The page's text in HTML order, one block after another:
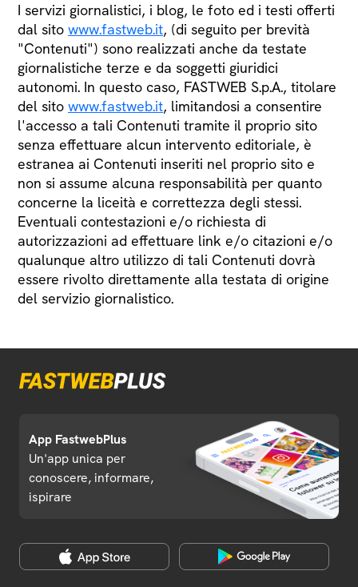
I servizi giornalistici, i blog, le foto ed i testi offerti
dal sito www.fastweb.it, (di seguito per brevità
"Contenuti") sono realizzati anche da testate
giornalistiche terze e da soggetti giuridici
autonomi. In questo caso, FASTWEB S.p.A., titolare
del sito www.fastweb.it, limitandosi a consentire
l'accesso a tali Contenuti tramite il proprio sito
senza effettuare alcun intervento editoriale, è
estranea ai Contenuti inseriti nel proprio sito e
non si assume alcuna responsabilità per quanto
concerne la liceità e correttezza degli stessi.
Eventuali contestazioni e/o richiesta di
autorizzazioni ad effettuare link e/o citazioni e/o
qualunque altro utilizzo di tali Contenuti dovrà
essere rivolto direttamente alla testata di origine
del servizio giornalistico.
App FastwebPlus
Un'app unica per
conoscere, informare,
ispirare